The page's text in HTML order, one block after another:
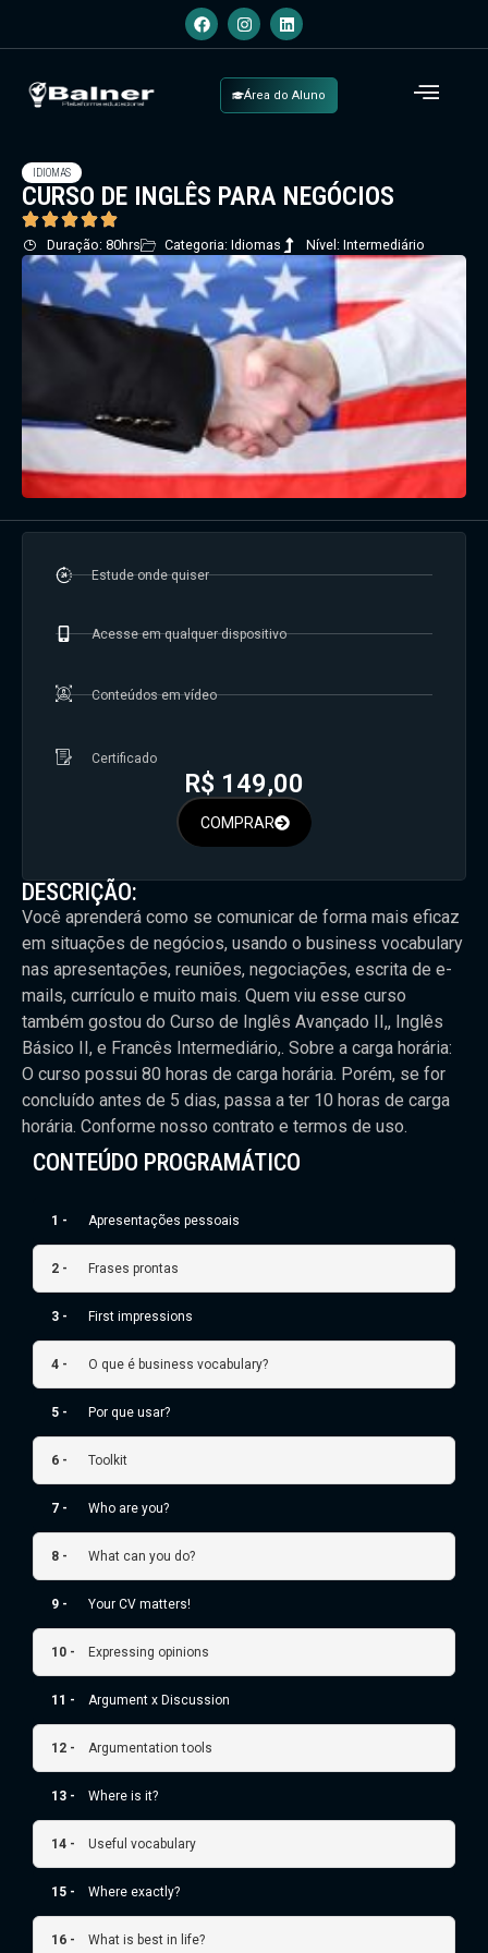
Área do Aluno
IDIOMAS
CURSO DE INGLÊS PARA NEGÓCIOS
Duração: 80hrs Categoria: Idiomas Nível: Intermediário
DESCRIÇÃO:
Você aprenderá como se comunicar de forma mais eficaz
em situações de negócios, usando o business vocabulary
nas apresentações, reuniões, negociações, escrita de e-
mails, currículo e muito mais. Quem viu esse curso
também gostou do Curso de Inglês Avançado II,, Inglês
Básico II, e Francês Intermediário,. Sobre a carga horária:
O curso possui 80 horas de carga horária. Porém, se for
concluído antes de 5 dias, passa a ter 10 horas de carga
horária. Conforme nosso contrato e termos de uso.
CONTEÚDO PROGRAMÁTICO
1 - Apresentações pessoais
2 - Frases prontas
3 - First impressions
4 - O que é business vocabulary?
5 - Por que usar?
6 - Toolkit
7 - Who are you?
8 - What can you do?
9 - Your CV matters!
10 - Expressing opinions
11 - Argument x Discussion
12 - Argumentation tools
13 - Where is it?
14 - Useful vocabulary
15 - Where exactly?
16 - What is best in life?
Estude onde quiser
Acesse em qualquer dispositivo
Conteúdos em vídeo
Certificado
R$ 149,00
COMPRAR